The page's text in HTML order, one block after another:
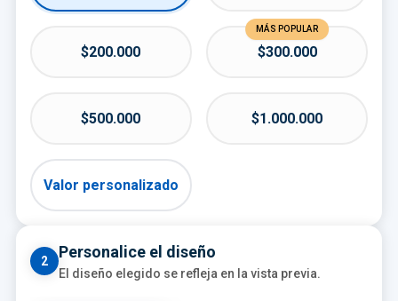
$200.000
MÁS POPULAR
$300.000
$500.000 $1.000.000
Valor personalizado
2 Personalice el diseño
El diseño elegido se refleja en la vista previa.